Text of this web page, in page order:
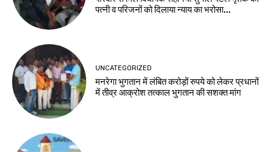
पत्नी व परिजनों को दिलाया न्याय का भरोसा...
UNCATEGORIZED
मनरेगा भुगतान में लंबित करोड़ों रुपये को लेकर प्रधानों
में तीव्र आक्रोश तत्काल भुगतान की सशक्त मांग